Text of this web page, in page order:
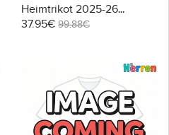
Heimtrikot 2025-26
Kurzarm
37.95€ 99.88€